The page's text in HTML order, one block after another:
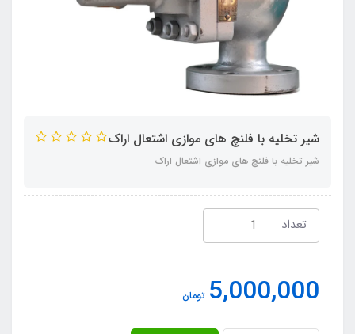
شیر تخلیه با فلنچ های موازی اشتعال اراک
شیر تخلیه با فلنچ های موازی اشتعال اراک
تعداد
5,000,000 تومان